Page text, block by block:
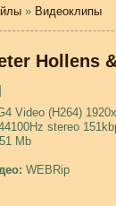
» Видеоклипы
Hollens
Video (H264)
stereo
Mb
WEBRip